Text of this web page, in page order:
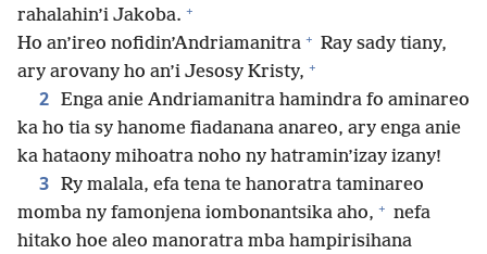
rahalahin’i Jakoba. +
Ho an’ireo nofidin’Andriamanitra + Ray sady tiany,
ary arovany ho an’i Jesosy Kristy, +
2 Enga anie Andriamanitra hamindra fo aminareo
ka ho tia sy hanome fiadanana anareo, ary enga anie
ka hataony mihoatra noho ny hatramin’izay izany!
3 Ry malala, efa tena te hanoratra taminareo
momba ny famonjena iombonantsika aho, + nefa
hitako hoe aleo manoratra mba hampirisihana